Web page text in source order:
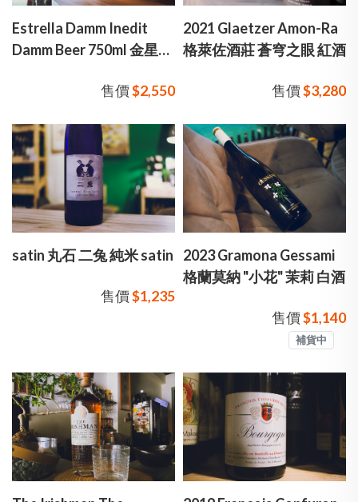
Estrella Damm Inedit
Damm Beer 750ml 金星啤
售價$2,550
2021 Glaetzer Amon-Ra
格萊佐酒莊 蒼穹之眼 紅酒
售價$3,280
satin 丸石 二兔 純米 satin
售價$1,235
2023 Gramona Gessami
格蘭莫納 "小花" 茉莉 白酒
售價$1,140
補貨中